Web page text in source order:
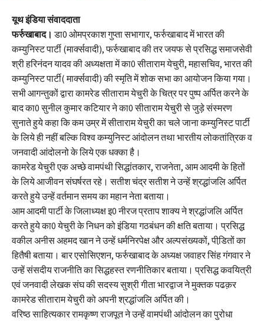
यूथ इंडिया संवाददाता
फर्रुखाबाद। डा0 ओमप्रकाश गुप्ता सभागार, फर्रुखाबाद में भारत की
कम्युनिस्ट पार्टी (मार्क्सवादी), फर्रुखाबाद की तर जयफ से प्रसिद्ध समाजसेवी
श्री हरिनंदन यादव की अध्यक्षता में का0 सीताराम येचुरी, महासचिव, भारत की
कम्युनिस्ट पार्टी( मार्क्सवादी) की स्मृति में शोक सभा का आयोजन किया गया।
सभी आगन्तुकों द्वारा कामरेड सीताराम येचुरी के चित्र पर पुष्प अर्पित करने के
बाद का0 सुनील कुमार कटियार ने का0 सीताराम येचुरी से जुड़े संस्मरण
सुनाते हुये कहा कि कम उम्र में सीताराम येचुरी का चले जाना कम्युनिस्ट पार्टी
के लिये ही नहीं बल्कि विश्व कम्युनिस्ट आंदोलन तथा भारतीय लोकतांत्रिक व
जनवादी आंदोलनो के लिये एक धक्का है।
कामरेड येचुरी एक अच्छे वामपंथी सिद्धांतकार, राजनेता, आम आदमी के हितों
के लिये आजीवन संघर्षरत रहे। सतीश चंद्र सतीश ने उन्हें श्रद्धांजलि अर्पित
करते हुये उन्हें वर्तमान समय का महान नेता बताया।
आम आदमी पार्टी के जिलाध्यक्ष इ0 नीरज प्रताप शाक्य ने श्रद्धांजलि अर्पित
करते हुये का0 येचुरी के निधन को इंडिया गठबंधन की क्षति बताया। प्रसिद्ध
वकील अनीस अहमद खान ने उन्हें धर्मनिरपेक्ष और अल्पसंख्यकों, पीडि़तों का
हितैषी बताया। बार एसोसिएशन, फर्रुखाबाद के अध्यक्ष जवाहर सिंह गंगवार ने
उन्हें संसदीय राजनीति का सिद्धहस्त रणनीतिकार बताया। प्रसिद्ध कवयित्री
एवं जनवादी लेखक संघ की सदस्य सुश्री गीता भारद्वाज ने मुक्तक पढक़र
कामरेड सीताराम येचुरी को अपनी श्रद्धांजलि अर्पित की।
वरिष्ठ साहित्यकार रामकृष्ण राजपूत ने उन्हें वामपंथी आंदोलन का पुरोधा